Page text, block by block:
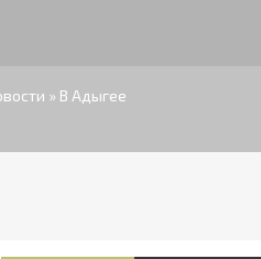
» В Адыгее